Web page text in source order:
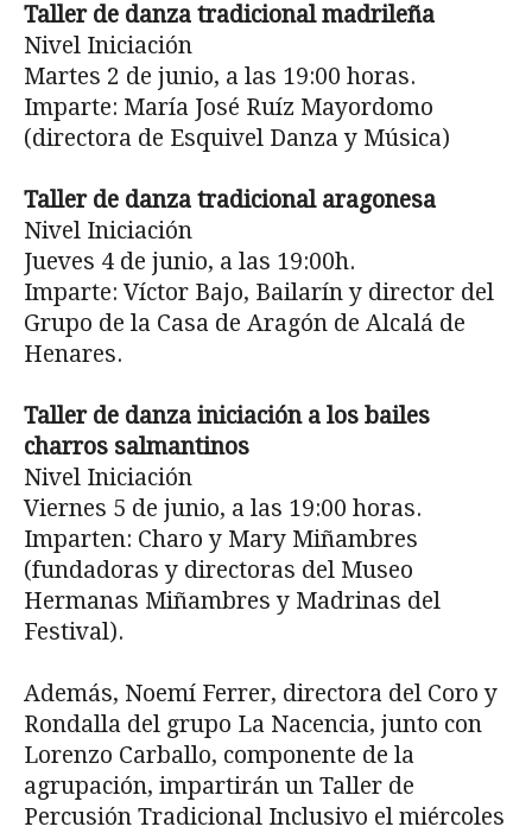
Taller de danza tradicional madrileña
Nivel Iniciación
Martes 2 de junio, a las 19:00 horas.
Imparte: María José Ruíz Mayordomo
(directora de Esquivel Danza y Música)
Taller de danza tradicional aragonesa
Nivel Iniciación
Jueves 4 de junio, a las 19:00h.
Imparte: Víctor Bajo, Bailarín y director del
Grupo de la Casa de Aragón de Alcalá de
Henares.
Taller de danza iniciación a los bailes
charros salmantinos
Nivel Iniciación
Viernes 5 de junio, a las 19:00 horas.
Imparten: Charo y Mary Miñambres
(fundadoras y directoras del Museo
Hermanas Miñambres y Madrinas del
Festival).
Además, Noemí Ferrer, directora del Coro y
Rondalla del grupo La Nacencia, junto con
Lorenzo Carballo, componente de la
agrupación, impartirán un Taller de
Percusión Tradicional Inclusivo el miércoles